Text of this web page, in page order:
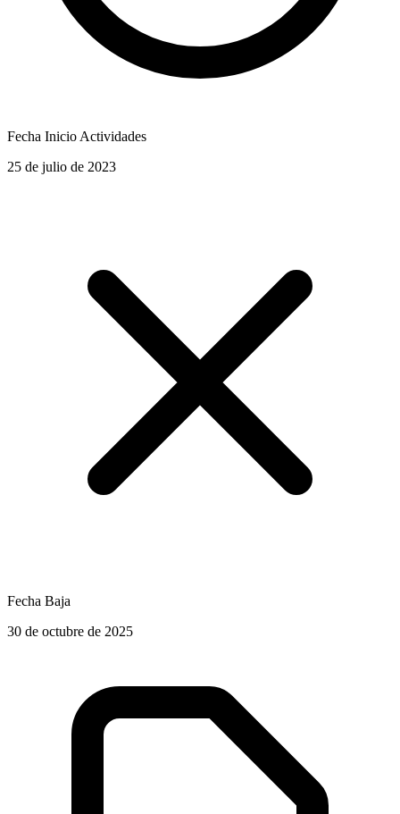
Fecha Inicio Actividades
25 de julio de 2023
Fecha Baja
30 de octubre de 2025